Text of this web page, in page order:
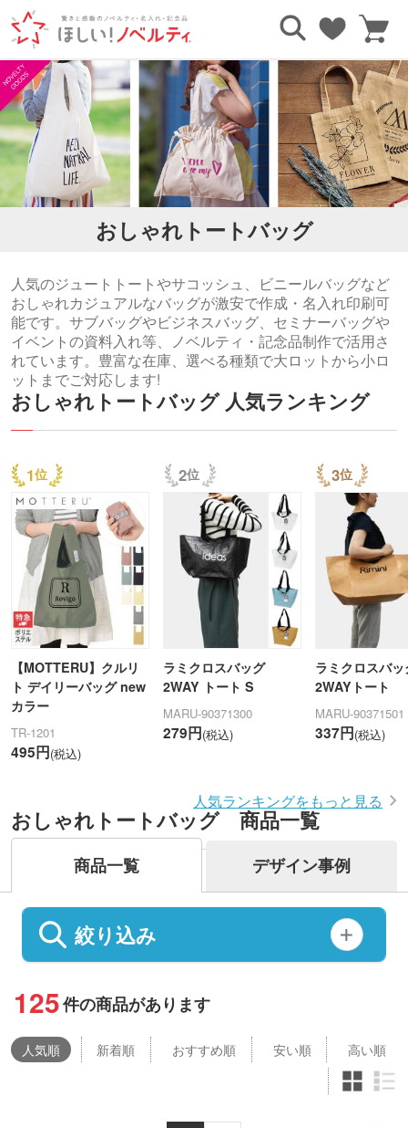
TOP エコバッグ・トートバッグ おしゃれトートバッグ
おしゃれトートバッグ
人気のジュートトートやサコッシュ、ビニールバッグなど
おしゃれカジュアルなバッグが激安で作成・名入れ印刷可
能です。サブバッグやビジネスバッグ、セミナーバッグや
イベントの資料入れ等、ノベルティ・記念品制作で活用さ
れています。豊富な在庫、選べる種類で大ロットから小ロ
ットまでご対応します!
おしゃれトートバッグ 人気ランキング
1
【MOTTERU】クルリ
ト デイリーバッグ new
カラー
TR-1201
495円(税込)
2
ラミクロスバッグ
2WAY トート S
MARU-90371300
279円(税込)
3
ラミクロスバッ
2WAYトート
MARU-90371501
337円(税込)
人気ランキングをもっと見る
おしゃれトートバッグ 商品一覧
商品一覧 デザイン事例
絞り込み
125件の商品があります
人気順 新着順 おすすめ順 安い順 高い順